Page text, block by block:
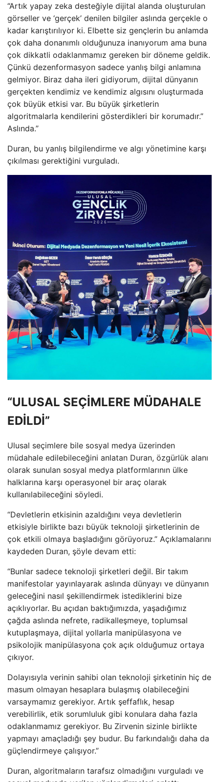
“Artık yapay zeka desteğiyle dijital alanda oluşturulan
görseller ve ‘gerçek’ denilen bilgiler aslında gerçekle o
kadar karıştırılıyor ki. Elbette siz gençlerin bu anlamda
çok daha donanımlı olduğunuza inanıyorum ama buna
çok dikkatli odaklanmamız gereken bir döneme geldik.
Çünkü dezenformasyon sadece yanlış bilgi anlamına
gelmiyor. Biraz daha ileri gidiyorum, dijital dünyanın
gerçekten kendimiz ve kendimiz algısını oluşturmada
çok büyük etkisi var. Bu büyük şirketlerin
algoritmalarla kendilerini gösterdikleri bir korumadır.”
Aslında.”
Duran, bu yanlış bilgilendirme ve algı yönetimine karşı
çıkılması gerektiğini vurguladı.
“ULUSAL SEÇİMLERE MÜDAHALE
EDİLDİ”
Ulusal seçimlere bile sosyal medya üzerinden
müdahale edilebileceğini anlatan Duran, özgürlük alanı
olarak sunulan sosyal medya platformlarının ülke
halklarına karşı operasyonel bir araç olarak
kullanılabileceğini söyledi.
“Devletlerin etkisinin azaldığını veya devletlerin
etkisiyle birlikte bazı büyük teknoloji şirketlerinin de
çok etkili olmaya başladığını görüyoruz.” Açıklamalarını
kaydeden Duran, şöyle devam etti:
“Bunlar sadece teknoloji şirketleri değil. Bir takım
manifestolar yayınlayarak aslında dünyayı ve dünyanın
geleceğini nasıl şekillendirmek istediklerini bize
açıklıyorlar. Bu açıdan baktığımızda, yaşadığımız
çağda aslında nefrete, radikalleşmeye, toplumsal
kutuplaşmaya, dijital yollarla manipülasyona ve
psikolojik manipülasyona çok açık olduğumuz ortaya
çıkıyor.
Dolayısıyla verinin sahibi olan teknoloji şirketinin hiç de
masum olmayan hesaplara bulaşmış olabileceğini
varsaymamız gerekiyor. Artık şeffaflık, hesap
verebilirlik, etik sorumluluk gibi konulara daha fazla
odaklanmamız gerekiyor. Bu Zirvenin sizinle birlikte
yapmayı amaçladığı şey budur. Bu farkındalığı daha da
güçlendirmeye çalışıyor.”
Duran, algoritmaların tarafsız olmadığını vurguladı ve